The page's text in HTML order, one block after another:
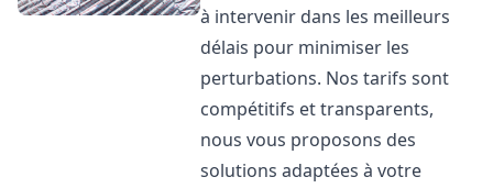
à intervenir dans les meilleurs
délais pour minimiser les
perturbations. Nos tarifs sont
compétitifs et transparents,
nous vous proposons des
solutions adaptées à votre